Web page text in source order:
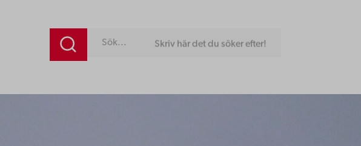
Skriv här det du söker efter!